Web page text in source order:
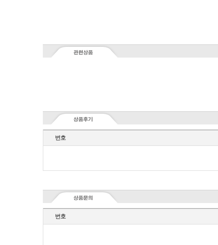
번호
번호